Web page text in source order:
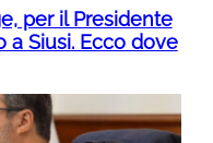
per il Presidente
a Siusi. Ecco dove